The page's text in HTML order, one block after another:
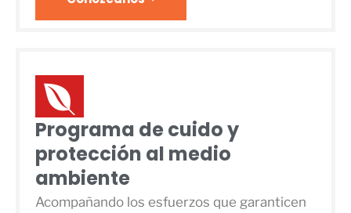
Programa de cuido y
protección al medio
ambiente
Acompañando los esfuerzos que garanticen